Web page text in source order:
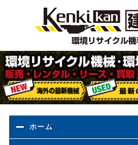
ホーム